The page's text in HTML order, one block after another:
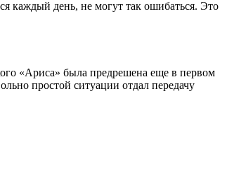
каждый день, не могут так ошибаться. Это
«Ариса» была предрешена еще в первом
простой ситуации отдал передачу